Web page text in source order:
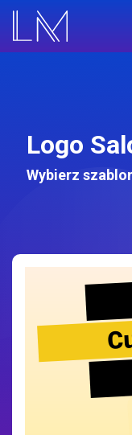
Logo
Wybierz